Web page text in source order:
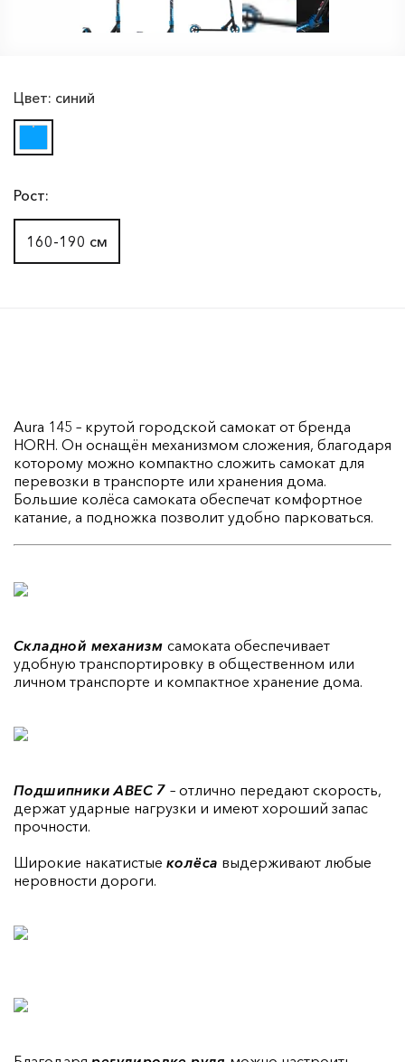
Цвет: синий
Рост:
160-190 см
Aura 145 – крутой городской самокат от бренда
HORH. Он оснащён механизмом сложения, благодаря
которому можно компактно сложить самокат для
перевозки в транспорте или хранения дома.
Большие колёса самоката обеспечат комфортное
катание, а подножка позволит удобно парковаться.
Складной механизм самоката обеспечивает
удобную транспортировку в общественном или
личном транспорте и компактное хранение дома.
Подшипники ABEC 7 – отлично передают скорость,
держат ударные нагрузки и имеют хороший запас
прочности.
Широкие накатистые колёса выдерживают любые
неровности дороги.